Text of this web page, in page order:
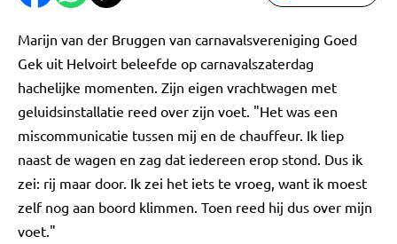
Marijn van der Bruggen van carnavalsvereniging Goed
Gek uit Helvoirt beleefde op carnavalszaterdag
hachelijke momenten. Zijn eigen vrachtwagen met
geluidsinstallatie reed over zijn voet. "Het was een
miscommunicatie tussen mij en de chauffeur. Ik liep
naast de wagen en zag dat iedereen erop stond. Dus ik
zei: rij maar door. Ik zei het iets te vroeg, want ik moest
zelf nog aan boord klimmen. Toen reed hij dus over mijn
voet."